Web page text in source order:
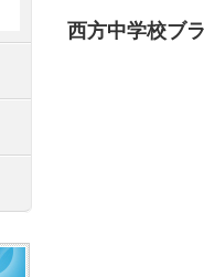
西方中学校ブ